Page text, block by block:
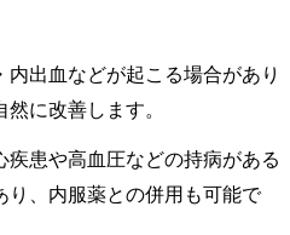
出血などが起こる場合があり
に改善します。
疾患や高血圧などの持病がある
り、内服薬との併用も可能で